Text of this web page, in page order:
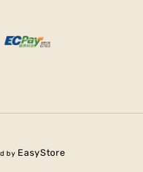
by EasyStore